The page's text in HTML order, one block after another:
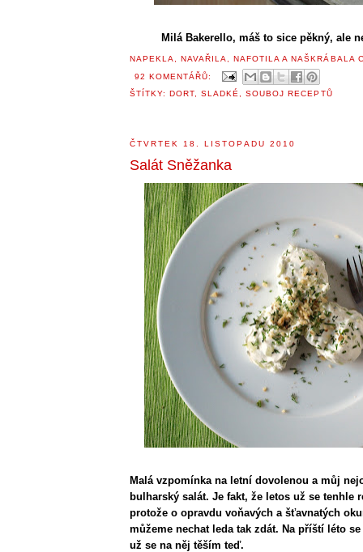
Milá Bakerello, máš to sice pěkný, ale
NAPEKLA, NAVAŘILA, NAFOTILA A NAŠKRÁBALA
92 KOMENTÁŘŮ:
ŠTÍTKY: DORT,SLADKÉ,SOUBOJ RECEPTŮ
ČTVRTEK 18. LISTOPADU 2010
Salát Sněžanka
Malá vzpomínka na letní dovolenou a můj
bulharský salát. Je fakt, že letos už se tenhle
protože o opravdu voňavých a šťavnatých
můžeme nechat leda tak zdát. Na příští léto
už se na něj těším teď.